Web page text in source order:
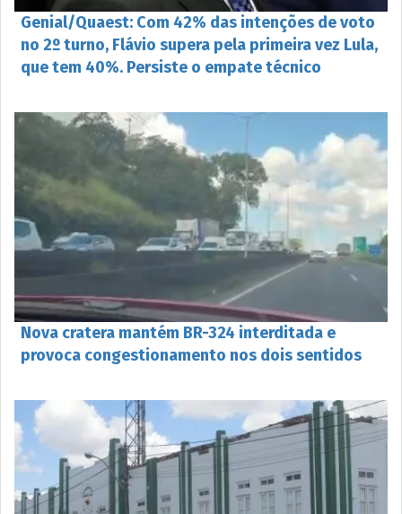
Genial/Quaest: Com 42% das intenções de voto
no 2º turno, Flávio supera pela primeira vez Lula,
que tem 40%. Persiste o empate técnico
Nova cratera mantém BR-324 interditada e
provoca congestionamento nos dois sentidos